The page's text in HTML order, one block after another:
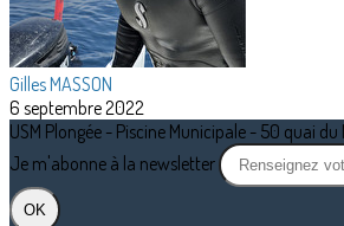
Gilles MASSON
6 septembre 2022
USM Plongée - Piscine Municipale - 50 quai
Je m'abonne à la newsletter
OK